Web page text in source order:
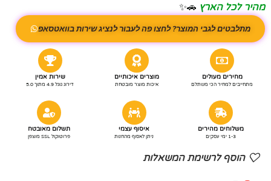
מהיר לכל הארץ 🚗✨
מתלבטים לגבי המוצר? לחצו פה לעבור לנציג שירות בוואטסאפ
מחירים מעולים
מתחייבים למחיר הכי משתלם
מוצרים איכותיים
איכות מוצר מובטחת
שירות אמין
דירוג גוגל 4.9 מתוך 5.0
משלוחים מהירים
1-3 ימי עסקים
איסוף עצמי
ניתן לאסוף מהחנות
תשלום מאובטח
פרוטוקול SSL מוצפן
הוסף לרשימת המשאלות